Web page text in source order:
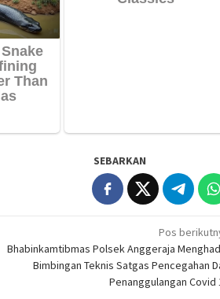
SEBARKAN
Pos
Bhabinkamtibmas Polsek Anggeraja
Bimbingan Teknis Satgas Pencegahan
Penanggulangan Covid